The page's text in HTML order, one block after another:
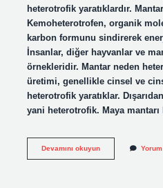
heterotrofik yaratıklardır.
Kemoheterotrofen, organik
karbon formunu sindirerek
İnsanlar, diğer hayvanlar ve
örnekleridir. Mantar neden
üretimi, genellikle cinsel ve
heterotrofik yaratıklar.
yani heterotrofik. Maya
Devamını okuyunMaya
Yorum